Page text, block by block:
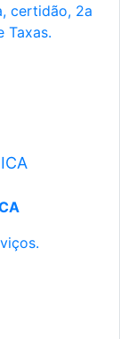
certidão, 2a
Taxas.